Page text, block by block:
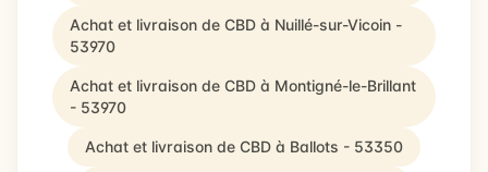
Achat et livraison de CBD à Nuillé-sur-Vicoin -
53970
Achat et livraison de CBD à Montigné-le-Brillant
- 53970
Achat et livraison de CBD à Ballots - 53350